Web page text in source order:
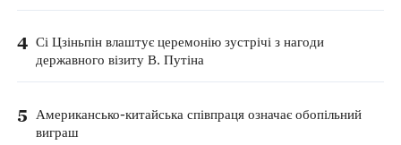
4 Сі Цзіньпін влаштує церемонію зустрічі з нагоди
державного візиту В. Путіна
5
Американсько-китайська співпраця означає обопільний
виграш